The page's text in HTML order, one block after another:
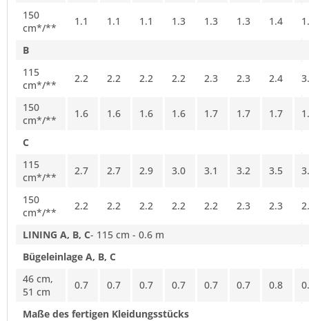
150
cm*/**
1.1 1.1 1.1 1.3 1.3 1.3 1.4
B
115
cm*/**
2.2 2.2 2.2 2.2 2.3 2.3 2.4
150
cm*/**
1.6 1.6 1.6 1.6 1.7 1.7 1.7
C
115
cm*/**
2.7 2.7 2.9 3.0 3.1 3.2 3.5
150
cm*/**
2.2 2.2 2.2 2.2 2.2 2.3 2.3
LINING A, B, C- 115 cm - 0.6 m
Bügeleinlage A, B, C
46 cm,
51 cm
0.7 0.7 0.7 0.7 0.7 0.7 0.8
Maße des fertigen Kleidungsstücks